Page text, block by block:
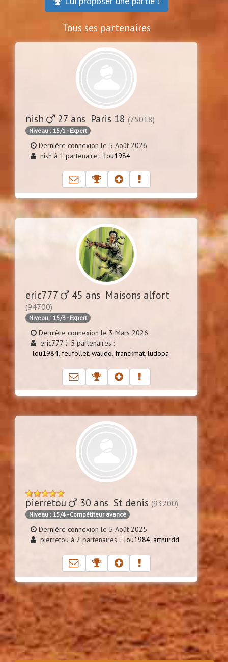
Tous ses partenaires
nish 27 ans Paris 18 (75018)
Niveau : 15/1 - Expert
Dernière connexion le 5 Août 2026
nish à 1 partenaire : lou1984
eric777 45 ans Maisons alfort
(94700)
Niveau : 15/3 - Expert
Dernière connexion le 3 Mars 2026
eric777 à 5 partenaires :
lou1984, feufollet, walido, franckmat, ludopa
pierretou 30 ans St denis (93200)
Niveau : 15/4 - Compétiteur avancé
Dernière connexion le 5 Août 2025
pierretou à 2 partenaires : lou1984, arthurdd